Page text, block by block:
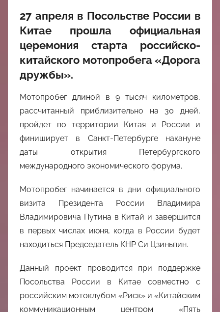
中
心
27 апреля в Посольстве России в
Китае прошла официальная
церемония старта российско-
китайского мотопробега «Дорога
дружбы».
Мотопробег длиной в 9 тысяч километров,
рассчитанный приблизительно на 30 дней,
пройдет по территории Китая и России и
финиширует в Санкт-Петербурге накануне
даты открытия Петербургского
международного экономического форума.
Мотопробег начинается в дни официального
визита Президента России Владимира
Владимировича Путина в Китай и завершится
в первых числах июня, когда в России будет
находиться Председатель КНР Си Цзиньпин.
Данный проект проводится при поддержке
Посольства России в Китае совместно с
российским мотоклубом «Риск» и «Китайским
коммуникационным центром «Пять